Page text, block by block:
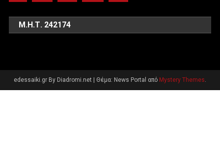
Μ.Η.Τ. 242174
edessaiki.gr By Diadromi.net Θέμα: News Portal από Mystery Themes.